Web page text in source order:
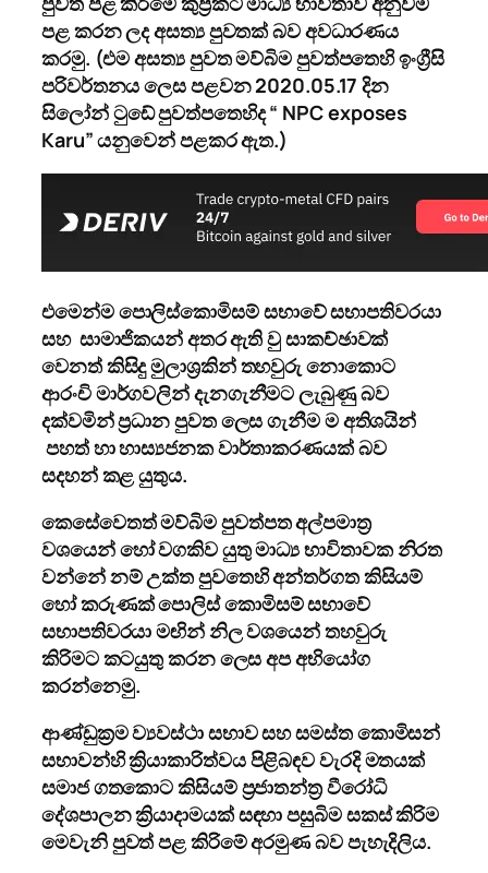
පළ කරන ලද අසත්‍ය පුවතක් බව අවධාරණය
කරමු. (එම අසත්‍ය පුවත මව්බිම පුවත්පතෙහි ඉංග්‍රීසි
පරිවර්තනය ලෙස පළවන 2020.05.17 දින
සිලෝන් ටුඩේ පුවත්පතෙහිද “ NPC exposes
Karu” යනුවෙන් පළකර ඇත.)
එමෙන්ම පොලිස්කොමිසම් සභාවේ සභාපතිවරයා
සහ සාමාජිකයන් අතර ඇති වු සාකච්ඡාවක්
වෙනත් කිසිදු මුලාශ්‍රකින් තහවුරු නොකොට
ආරංචි මාර්ගවලින් දැනගැනීමට ලැබුණු බව
දක්වමින් ප්‍රධාන පුවත ලෙස ගැනීම ම අතිශයින්
පහත් හා හාස්‍යජනක වාර්තාකරණයක් බව
සදහන් කළ යුතුය.
කෙසේවෙතත්මව්බිම පුවත්පත අල්පමාත්‍ර
වශයෙන් හෝ වගකිව යුතු මාධ්‍ය භාවිතාවක නිරත
වන්නේ නම් උක්ත පුවතෙහි අන්තර්ගත කිසියම්
හෝ කරුණක් පොලිස් කොමිසම් සභාවේ
සභාපතිවරයා මඟින් නිල වශයෙන් තහවුරු
කිරිමට කටයුතු කරන ලෙස අප අභියෝග
කරන්නෙමු.
ආණ්ඩුක්‍රම ව්‍යවස්ථා සභාව සහ සමස්ත කොමිසන්
සභාවන්හි ක්‍රියාකාරිත්වය පිළිබඳව වැරදි මතයක්
සමාජ ගතකොට කිසියම් ප්‍රජාතන්ත්‍ර වීරෝධි
දේශපාලන ක්‍රියාදාමයක් සඳහා පසුබිම සකස් කිරිම
මෙවැනි පුවත් පළ කිරිමේ අරමුණ බව පැහැදිලිය.